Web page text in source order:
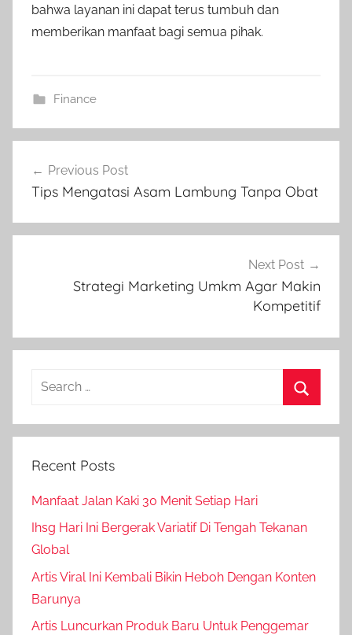
bahwa layanan ini dapat terus tumbuh dan
memberikan manfaat bagi semua pihak.
Finance
navigation
Previous Post
Tips Mengatasi Asam Lambung Tanpa Obat
Next Post
Strategi Marketing Umkm Agar Makin
Kompetitif
Search
Recent Posts
Manfaat Jalan Kaki 30 Menit Setiap Hari
Ihsg Hari Ini Bergerak Variatif Di Tengah Tekanan
Global
Artis Viral Ini Kembali Bikin Heboh Dengan Konten
Barunya
Artis Luncurkan Produk Baru Untuk Penggemar